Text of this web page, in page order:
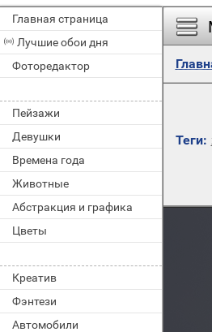
Главная страница
Лучшие обои дня
Фоторедактор
Пейзажи
Девушки
Времена года
Животные
Абстракция и графика
Цветы
Креатив
Фэнтези
Автомобили
Теги: